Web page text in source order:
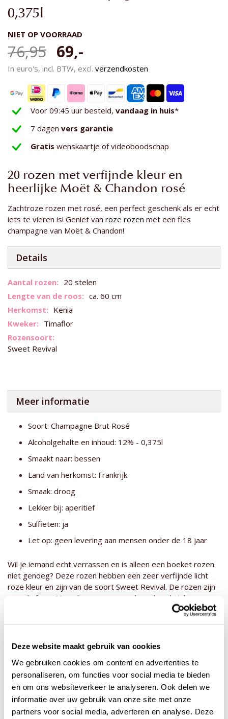
Deze website maakt gebruik van cookies
We gebruiken cookies om content en advertenties te
personaliseren, om functies voor social media te bieden
en om ons websiteverkeer te analyseren. Ook delen we
informatie over uw gebruik van onze site met onze
partners voor social media, adverteren en analyse. Deze
0,375l
NIET OP VOORRAAD
69,-
76,95
In euro's, incl. BTW, excl. verzendkosten
Voor 09:45 uur besteld, vandaag in huis*
7 dagen vers garantie
Gratis wenskaartje of videoboodschap
20 rozen met verfijnde kleur en
heerlijke Moët & Chandon rosé
Zachtroze rozen met rosé, een perfect geschenk als er echt
iets te vieren is! Geniet van roze rozen met een fles
champagne van Moët & Chandon!
Details
Meer
informatie
20 stelen
ca. 60 cm
Kenia
Timaflor
Sweet Revival
Meer informatie
Soort: Champagne Brut Rosé
Alcoholgehalte en inhoud: 12% - 0,375l
Smaakt naar: bessen
Land van herkomst: Frankrijk
Smaak: droog
Lekker bij: aperitief
Sulfieten: ja
Let op: geen levering aan mensen onder de 18 jaar
Wil je iemand echt verrassen en is alleen een boeket rozen
niet genoeg? Deze rozen hebben een zeer verfijnde licht
roze kleur en zijn van de soort Sweet Revival. De rozen zijn
maar lieft ca. 60 cm lang en passen door de subtiel roze
kleur in elk interieur. Deze rozen komen uit Kenia, waar ze
gekweekt worden door onze kweker Timaflor. Aan deze
van Moët & Chandon toegevoegd. Dit is de Champagne Brut
Rosé en smaakt naar bessen. Deze Franse champagne is
heerlijk bij een aperitief te drinken. Dit combinatie product is
direct leverbaar en kan dus, mits voor 17:00 besteld,
morgen al bij jou in huis staan!
Liever toch geen champagne of meer rozen in het boeket?
Dit boeket is te verkrijgen in 10, 20 en 30roze rozen
van
de
afbeeldingen-
gallerij